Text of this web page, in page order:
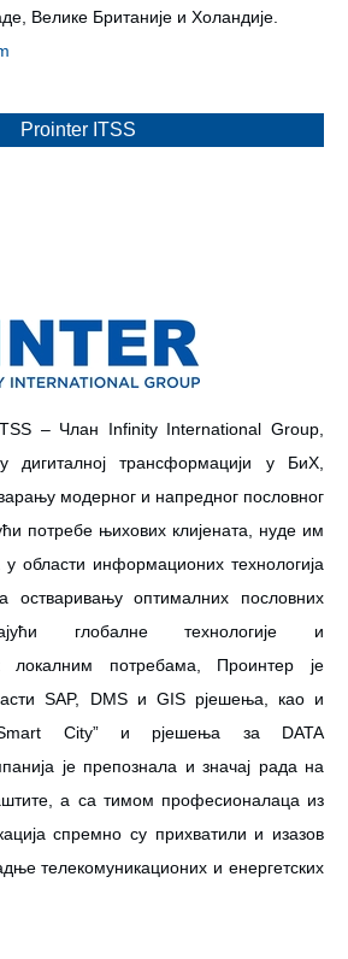
Велике Британије и Холандије.
Prointer ITSS
– Члан Infinity International Group,
дигиталној трансформацији у БиХ,
модерног и напредног пословног
потребе њихових клијената, нуде им
области информационих технологија
оптималних пословних
глобалне технологије и
локалним потребама, Проинтер је
SAP, DMS и GIS рјешења, као и
“Smart City” и рјешења за DATA
је препознала и значај рада на
а са тимом професионалаца из
спремно су прихватили и изазов
телекомуникационих и енергетских